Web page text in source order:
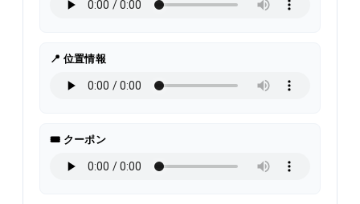
📍 位置情報
🎟️ クーポン